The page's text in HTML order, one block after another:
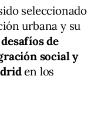
seleccionado
urbana y su
desafíos de
social y
en los